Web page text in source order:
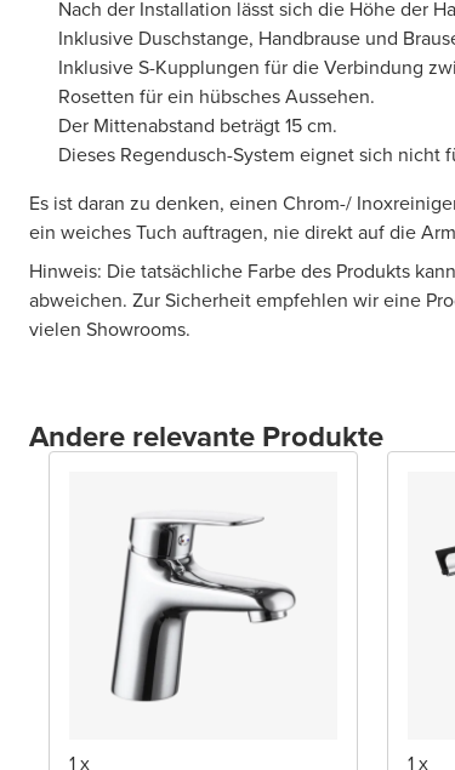
Nach der Installation lässt sich die Höhe der
Inklusive Duschstange, Handbrause und
Inklusive S-Kupplungen für die Verbindung
Rosetten für ein hübsches Aussehen.
Der Mittenabstand beträgt 15 cm.
Dieses Regendusch-System eignet sich nicht
Es ist daran zu denken, einen Chrom-/
ein weiches Tuch auftragen, nie direkt auf die
Hinweis: Die tatsächliche Farbe des Produkts
abweichen. Zur Sicherheit empfehlen wir eine
vielen Showrooms.
Andere relevante Produkte
1 x 1 x